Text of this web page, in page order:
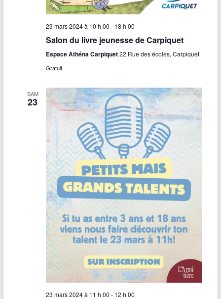
23 mars 2024 à 10 h 00 - 18 h 00
Salon du livre jeunesse de Carpiquet
Espace Athéna Carpiquet22 Rue des écoles, Carpiquet
Gratuit
SAM
23
23 mars 2024 à 11 h 00 - 12 h 00